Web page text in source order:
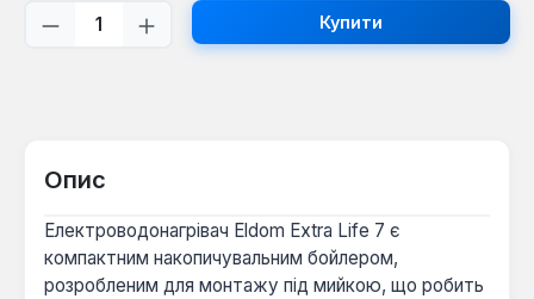
Кількість товару: Введіть потрібну
Купити
Опис
Електроводонагрівач Eldom Extra Life 7 є
компактним накопичувальним бойлером,
розробленим для монтажу під мийкою, що робить